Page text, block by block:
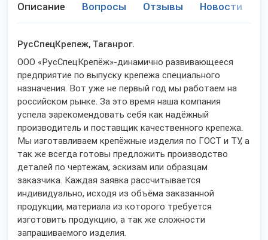
Описание Вопросы Отзывы Новости
РусСпецКрепеж, Таганрог.
ООО «РусСпецКрепёж»-динамично развивающееся
предприятие по выпуску крепежа специального
назначения. Вот уже не первый год мы работаем на
российском рынке. За это время наша компания
успела зарекомендовать себя как надёжный
производитель и поставщик качественного крепежа.
Мы изготавливаем крепёжные изделия по ГОСТ и ТУ, а
так же всегда готовы предложить производство
деталей по чертежам, эскизам или образцам
заказчика. Каждая заявка рассчитывается
индивидуально, исходя из объёма заказанной
продукции, материала из которого требуется
изготовить продукцию, а так же сложности
запрашиваемого изделия.